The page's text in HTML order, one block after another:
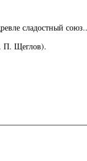
сладостный
П. Щеглов).